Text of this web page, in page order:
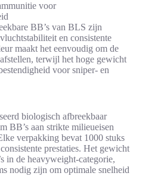
voor
BB’s van BLS zijn
en consistente
maakt het eenvoudig om de
terwijl het hoge gewicht
voor sniper- en
biologisch afbreekbaar
BB’s aan strikte milieueisen
verpakking bevat 1000 stuks
prestaties. Het gewicht
in de heavyweight-categorie,
nodig zijn om optimale snelheid